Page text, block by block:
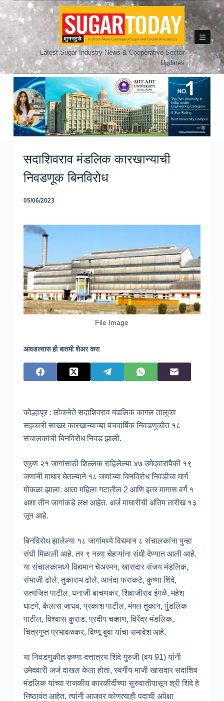
Skip
to
Latest Sugar Industry News & Cooperative Sector
Updates
सदाशिवराव मंडलिक कारखान्याची
निवडणूक बिनविरोध
05/06/2023
File Image
आवडल्यास ही बातमी शेअर करा
कोल्हापूर : लोकनेते सदाशिवराव मंडलिक कागल तालुका
सहकारी साखर कारखान्याच्या पंचवार्षिक निवडणुकीत १८
संचालकांची बिनविरोध निवड झाली.
एकूण २१ जागांसाठी शिल्लक राहिलेल्या ४७ उमेदवारांपैकी १९
जणांनी माघार घेतल्याने १८ जणांच्या बिनविरोध निवडीचा मार्ग
मोकळा झाला. आता महिला गटातील 2 आणि इतर मागास वर्ग १
अशा तीन जागांकडे लक्ष आहेत. अर्ज माघारीची अंतिम तारीख १३
जून आहे.
बिनविरोध झालेल्या १८ जागांमध्ये विद्यमान ८ संचालकांना पुन्हा
संधी मिळाली आहे. तर ९ नव्या चेहऱ्यांना संधी देण्यात आली आहे.
या संचालकामध्ये विद्यमान चेअरमन, खासदार संजय मंडलिक,
संभाजी ढोले, तुकाराम ढोले, आनंदा फराकटे, कुष्णा शिंदे,
सत्यजित पाटील, धनाजी बाचणकर, शिवाजीराव इंगळे, महेश
घाटगे, कैलास जाधव, प्रकाश पाटील, मंगल तुकान, पुंडलिक
पाटील, विश्वास कुराड, प्रदीप चव्हाण, विरेंद्र मंडलिक,
चित्रगुप्त प्रभावळकर, विष्णू बुवा यांचा समावेश आहे.
या निवडणुकीत कृष्णा दत्तात्रय शिंदे गुरुजी (वय 91) यांनी
उमेदवारी अर्ज दाखल केला होता, स्वर्गीय माजी खासदार सदाशिव
मंडलिक यांच्या राजकीय कारकीर्दीच्या सुरुवातीपासून श्री शिंदे हे
निष्ठावंत आहेत. त्यांनी आजवर कोणत्याही पदाची अपेक्षा